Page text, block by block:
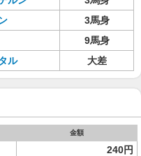
3馬身
9馬身
ル 大差
金額
240円